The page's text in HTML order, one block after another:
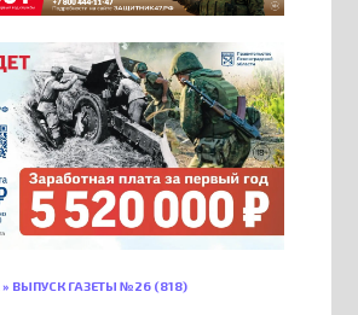
» ВЫПУСК ГАЗЕТЫ №26 (818)